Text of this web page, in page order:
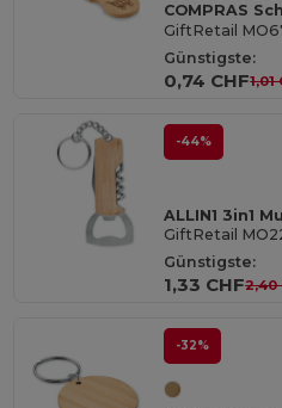
COMPRAS
GiftRetail
Günstigste:
0,74 CHF1,01
-44%
ALLIN1 3in1
GiftRetail
Günstigste:
1,33 CHF2,40
-32%